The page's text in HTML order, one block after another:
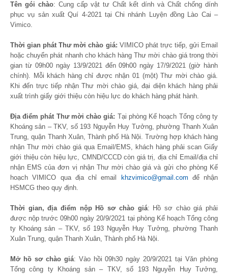
Tên gói chào: Cung cấp vật tư Chất kết dính và Chất chống dính
phục vụ sản xuất Quí 4-2021 tại Chi nhánh Luyện đồng Lào Cai –
Vimico.
Thời gian phát Thư mời chào giá: VIMICO phát trực tiếp, gửi Email
hoặc chuyển phát nhanh cho khách hàng Thư mời chào giá trong thời
gian từ 09h00 ngày 13/9/2021 đến 09h00 ngày 17/9/2021 (giờ hành
chính). Mỗi khách hàng chỉ được nhận 01 (một) Thư mời chào giá.
Khi đến trực tiếp nhận Thư mời chào giá, đại diện khách hàng phải
xuất trình giấy giới thiệu còn hiệu lực do khách hàng phát hành.
Địa điểm phát Thư mời chào giá: Tại phòng Kế hoạch Tổng công ty
Khoáng sản – TKV, số 193 Nguyễn Huy Tưởng, phường Thanh Xuân
Trung, quận Thanh Xuân, Thành phố Hà Nội. Trường hợp khách hàng
nhận Thư mời chào giá qua Email/EMS, khách hàng phải scan Giấy
giới thiệu còn hiệu lực, CMND/CCCD còn giá trị, địa chỉ Email/địa chỉ
nhận EMS của đơn vị nhận Thư mời chào giá và gửi cho phòng Kế
hoạch VIMICO qua địa chỉ email
khzvimico@gmail.com để nhận
HSMCG theo quy định.
Thời gian, địa điểm nộp Hồ sơ chào giá: Hồ sơ chào giá phải
được nộp trước 09h00 ngày 20/9/2021 tại phòng Kế hoạch Tổng công
ty Khoáng sản – TKV, số 193 Nguyễn Huy Tưởng, phường Thanh
Xuân Trung, quận Thanh Xuân, Thành phố Hà Nội.
Mở hồ sơ chào giá: Vào hồi 09h30 ngày 20/9/2021 tại Văn phòng
Tổng công ty Khoáng sản – TKV, số 193 Nguyễn Huy Tưởng,